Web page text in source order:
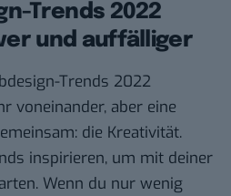
Trends 2022
und auffälliger
Trends 2022
voneinander, aber eine
die Kreativität.
inspirieren, um mit deiner
Wenn du nur wenig